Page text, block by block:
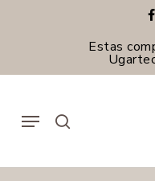
Estas
Menu